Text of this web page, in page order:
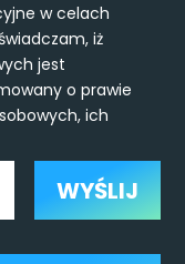
w celach
iż
jest
o prawie
ich
WYŚLIJ